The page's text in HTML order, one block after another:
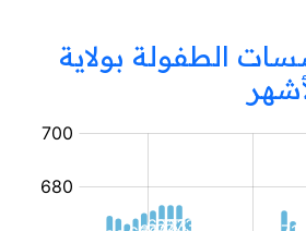
الطفولة بولاية
مؤسسة